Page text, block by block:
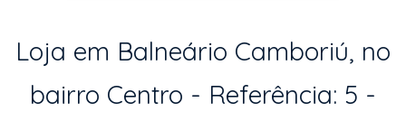
Loja em Balneário Camboriú, no
bairro Centro - Referência: 5 -